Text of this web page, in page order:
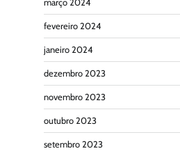
março 2024
fevereiro 2024
janeiro 2024
dezembro 2023
novembro 2023
outubro 2023
setembro 2023